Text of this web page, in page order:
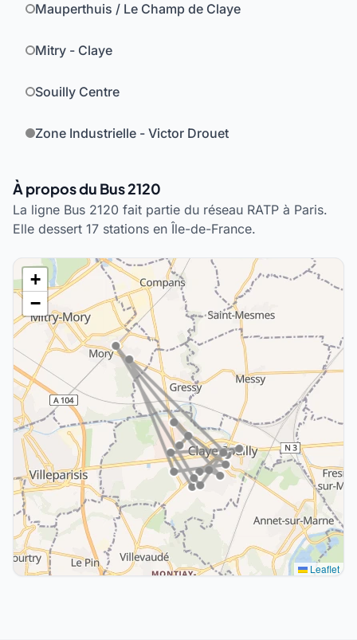
Mauperthuis / Le Champ de Claye
Mitry - Claye
Souilly Centre
Zone Industrielle - Victor Drouet
À propos du Bus 2120
La ligne Bus 2120 fait partie du réseau RATP à Paris.
Elle dessert 17 stations en Île-de-France.
+
−
Leaflet